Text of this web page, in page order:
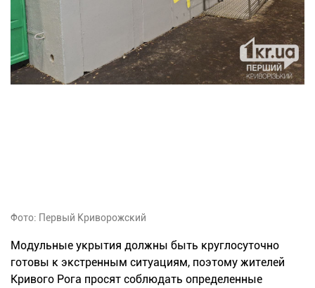
Фото: Первый Криворожский
Модульные укрытия должны быть круглосуточно
готовы к экстренным ситуациям, поэтому жителей
Кривого Рога просят соблюдать определенные